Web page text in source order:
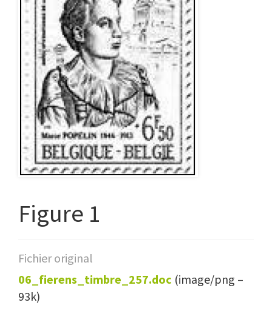
Figure 1
Fichier original
06_fierens_timbre_257.doc (image/png –
93k)